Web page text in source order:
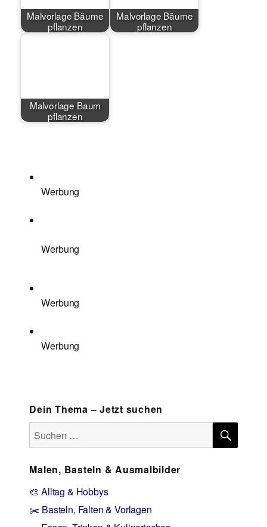
Malvorlage Bäume
pflanzen
Malvorlage Bäume
pflanzen
Malvorlage Baum
pflanzen
Werbung
Werbung
Werbung
Werbung
Dein Thema – Jetzt suchen
Suchen
nach:
Malen, Basteln & Ausmalbilder
🎨 Alltag & Hobbys
✂️ Basteln, Falten & Vorlagen